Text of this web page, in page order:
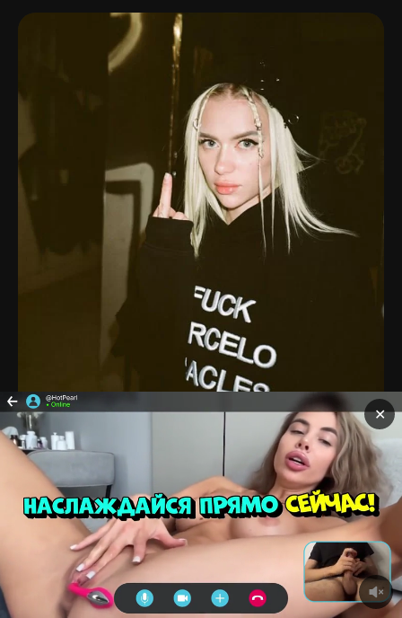
Главная БлогершиМодели
🔥0 🤮0 0.50
✕